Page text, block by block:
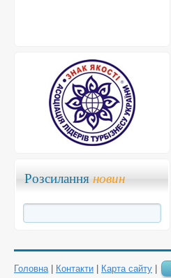
Розсилання новин
Головна| Контакти Карта сайту